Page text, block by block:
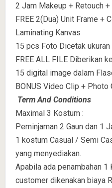
2 Jam Makeup + Retouch
FREE 2(Dua) Unit Frame +
Laminating Kanvas
15 pcs Foto Dicetak ukuran
FREE ALL FILE Diberikan
15 digital image dalam
BONUS Video Clip + Photo
Term And Conditions
Maximal 3 Kostum :
Peminjaman 2 Gaun dan 1
1 kostum Casual / Semi
yang menyediakan.
Apabila ada penambahan
customer dikenakan biaya